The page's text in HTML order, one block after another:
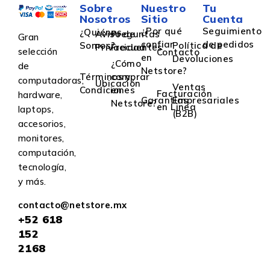
Gran
selección
de
computadoras,
hardware,
laptops,
accesorios,
monitores,
computación,
tecnología,
y más.
contacto@netstore.mx
+52 618
152
2168
Sobre
Nosotros
¿Quiénes
Somos?
Aviso de
Privacidad
Preguntas
Frecuentes
Términos y
Condiciones
Ubicación
¿Cómo
comprar
en
Netstore?
Nuestro
Sitio
¿Por qué
confiar
en
Netstore?
Contacto
Política de
Devoluciones
Garantías
Facturación
en Linea
Ventas
Empresariales
(B2B)
Tu
Cuenta
Seguimiento
de pedidos